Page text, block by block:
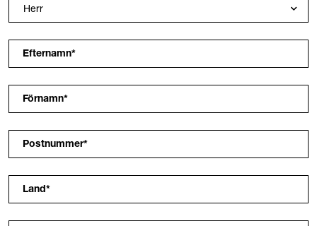
Efternamn*
Förnamn*
Postnummer*
Land*